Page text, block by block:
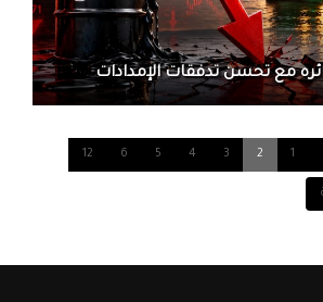
مع تحسن تدفقات الإمدادات
1
2
3
4
5
6
12